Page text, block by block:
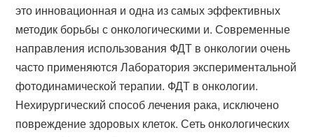
это инновационная и одна из самых эффективных
методик борьбы с онкологическими и. Современные
направления использования ФДТ в онкологии очень
часто применяются Лаборатория экспериментальной
фотодинамической терапии. ФДТ в онкологии.
Нехирургический способ лечения рака, исключено
повреждение здоровых клеток. Сеть онкологических